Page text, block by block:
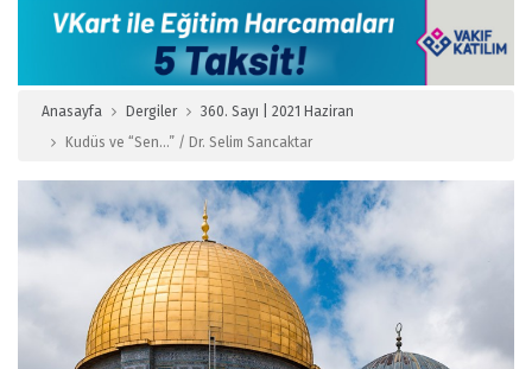
Anasayfa Dergiler
360. Sayı | 2021 Haziran
Kudüs ve “Sen…” / Dr. Selim Sancaktar